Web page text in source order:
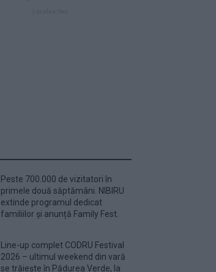
Peste 700.000 de vizitatori în
primele două săptămâni. NIBIRU
extinde programul dedicat
familiilor și anunță Family Fest.
Line-up complet CODRU Festival
2026 – ultimul weekend din vară
se trăiește în Pădurea Verde, la